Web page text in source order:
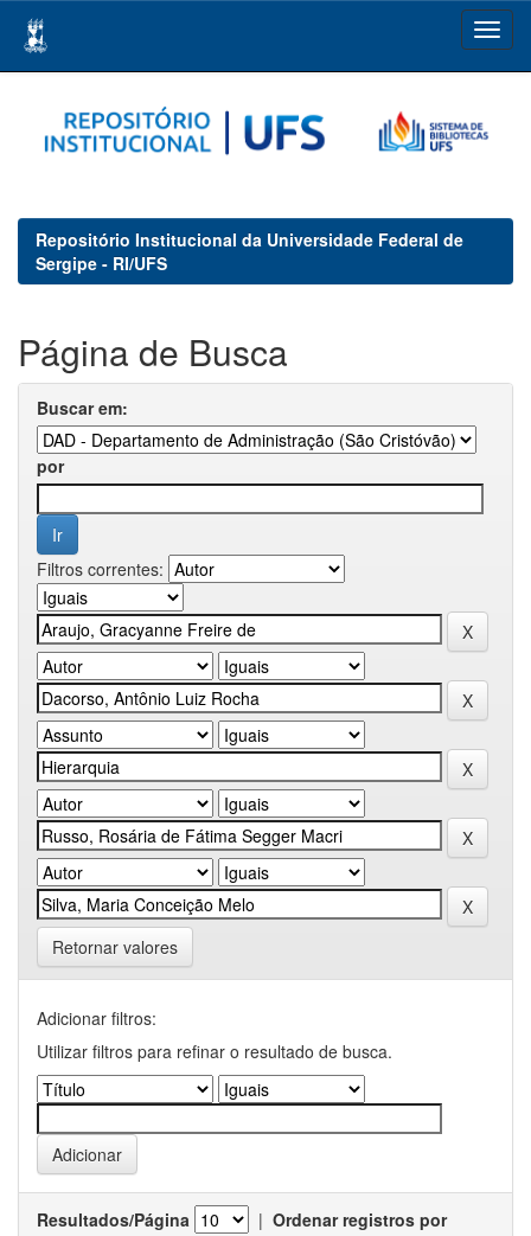
navigation
Repositório Institucional da Universidade Federal de
Sergipe - RI/UFS
Página de Busca
Buscar em:
por
Filtros correntes:
Retornar valores
Adicionar filtros:
Utilizar filtros para refinar o resultado de busca.
Resultados/Página | Ordenar registros por